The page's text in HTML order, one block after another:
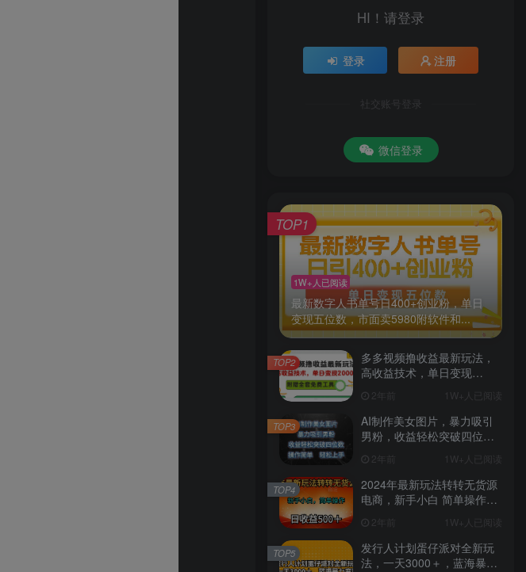
HI！请登录
登录 注册
社交账号登录
微信登录
1W+人已阅读
最新数字人书单号日400+创业粉，单日
变现五位数，市面卖5980附软件和...
TOP1
多多视频撸收益最新玩法，
高收益技术，单日变现
2年前 1W+人已阅读
TOP2
AI制作美女图片，暴力吸引
男粉，收益轻松突破四位
2年前 1W+人已阅读
TOP3
2024年最新玩法转转无货源
电商，新手小白 简单操作，
2年前 1W+人已阅读
TOP4
发行人计划蛋仔派对全新玩
法，一天3000＋，蓝海暴力
TOP5